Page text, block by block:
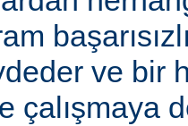
ve bir
çalışmaya